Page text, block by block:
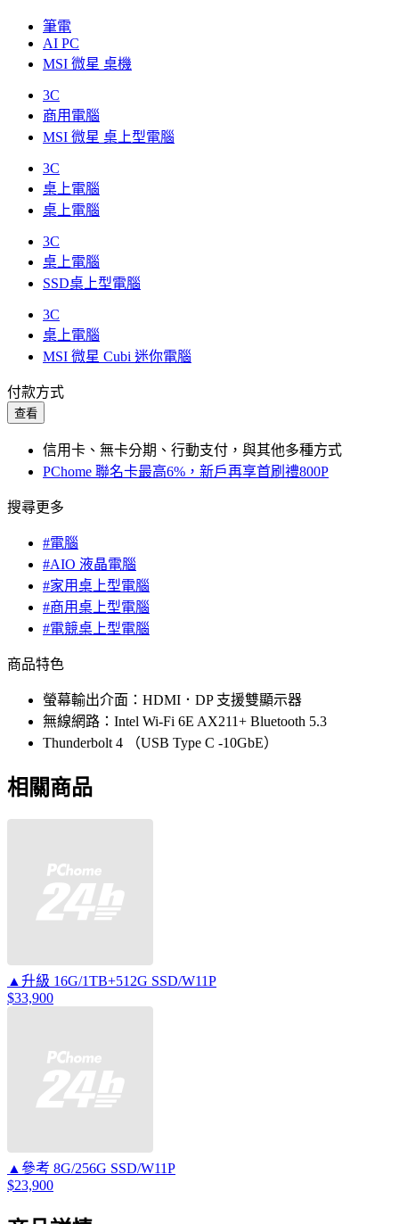
筆電
AI PC
MSI 微星 桌機
3C
商用電腦
MSI 微星 桌上型電腦
3C
桌上電腦
桌上電腦
3C
桌上電腦
SSD桌上型電腦
3C
桌上電腦
MSI 微星 Cubi 迷你電腦
付款方式
查看
信用卡、無卡分期、行動支付，與其他多種方式
PChome 聯名卡最高6%，新戶再享首刷禮800P
搜尋更多
#電腦
#AIO 液晶電腦
#家用桌上型電腦
#商用桌上型電腦
#電競桌上型電腦
商品特色
螢幕輸出介面：HDMI．DP 支援雙顯示器
無線網路：Intel Wi-Fi 6E AX211+ Bluetooth 5.3
Thunderbolt 4 （USB Type C -10GbE）
相關商品
▲升級 16G/1TB+512G SSD/W11P
$33,900
▲參考 8G/256G SSD/W11P
$23,900